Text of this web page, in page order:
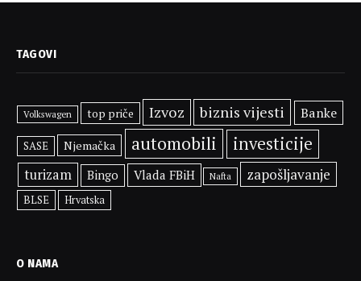
TAGOVI
Volkswagen top priče Izvoz biznis vijesti Banke
SASE Njemačka automobili investicije
turizam Bingo Vlada FBiH Nafta zapošljavanje
BLSE Hrvatska
O NAMA